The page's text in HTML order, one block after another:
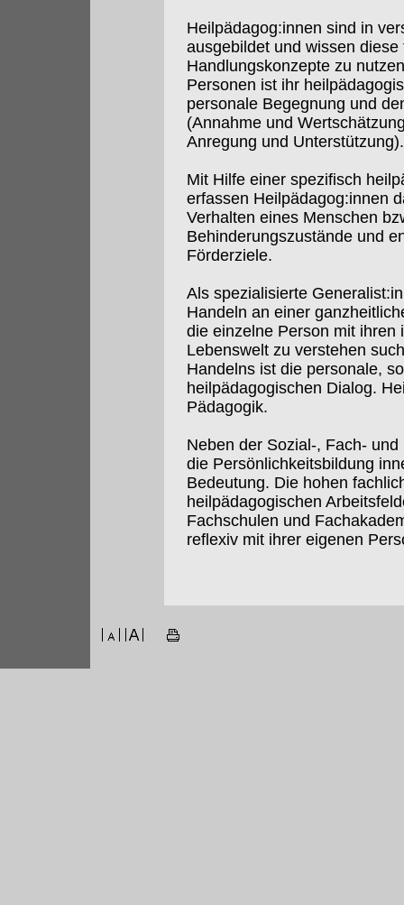
Heilpädagog:innen sind in
ausgebildet und wissen
Handlungskonzepte zu
Personen ist ihr
personale Begegnung und
(Annahme und
Anregung und Unterstützung).
Mit Hilfe einer spezifisch
erfassen Heilpädagog:innen
Verhalten eines Menschen
Behinderungszustände und
Förderziele.
Als spezialisierte
Handeln an einer
die einzelne Person mit ihren
Lebenswelt zu verstehen
Handelns ist die personale,
heilpädagogischen Dialog.
Pädagogik.
Neben der Sozial-, Fach-
die Persönlichkeitsbildung
Bedeutung. Die hohen
heilpädagogischen
Fachschulen und
reflexiv mit ihrer eigenen